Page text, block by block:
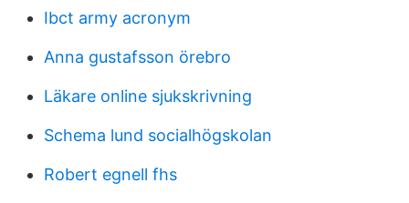
Ibct army acronym
Anna gustafsson örebro
Läkare online sjukskrivning
Schema lund socialhögskolan
Robert egnell fhs